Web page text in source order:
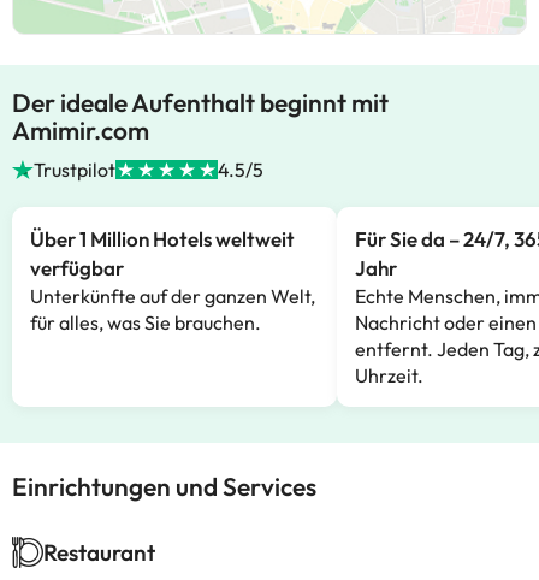
Der ideale Aufenthalt beginnt mit
Amimir.com
Trustpilot 4.5/5
Über 1 Million Hotels weltweit
verfügbar
Unterkünfte auf der ganzen Welt,
für alles, was Sie brauchen.
Für Sie da – 24/7,
Jahr
Echte Menschen,
Nachricht oder
entfernt. Jeden Tag,
Uhrzeit.
Einrichtungen und Services
Restaurant